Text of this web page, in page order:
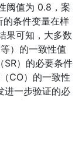
阈值为 0.8，案
条件变量在样
果可知，大多数
）的一致性值
）的必要条件
CO）的一致性
进一步验证的必